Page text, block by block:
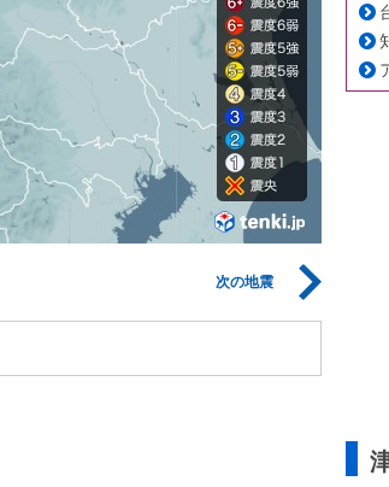
次の地震